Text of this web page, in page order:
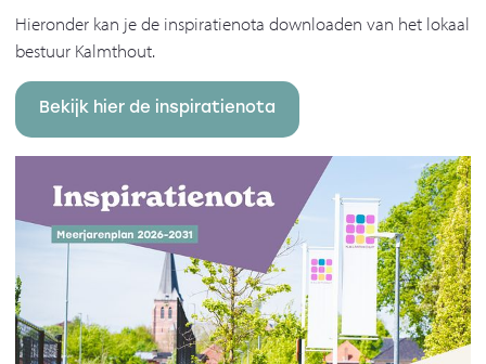
Hieronder kan je de inspiratienota downloaden van het lokaal
bestuur Kalmthout.
Bekijk hier de inspiratienota